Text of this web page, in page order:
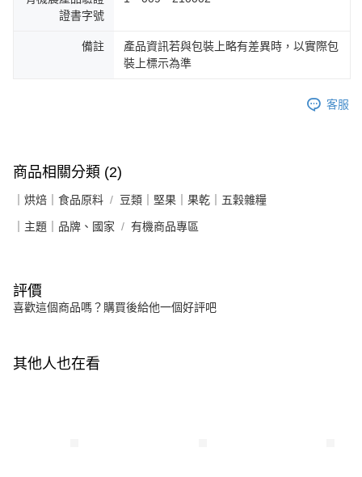
證書字號
備註
產品資訊若與包裝上略有差異時，以實際包
裝上標示為準
客服
商品相關分類 (2)
｜烘焙｜食品原料 豆類｜堅果｜果乾｜五穀雜糧
｜主題｜品牌、國家 有機商品專區
評價
喜歡這個商品嗎？購買後給他一個好評吧
其他人也在看